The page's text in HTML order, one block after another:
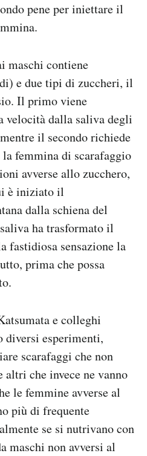
pene per iniettare il
maschi contiene
e due tipi di zuccheri, il
Il primo viene
velocità dalla saliva degli
il secondo richiede
femmina di scarafaggio
avverse allo zucchero,
è iniziato il
dalla schiena del
ha trasformato il
fastidiosa sensazione la
prima che possa
e colleghi
diversi esperimenti,
scarafaggi che non
che invece ne vanno
le femmine avverse al
più di frequente
se si nutrivano con
maschi non avversi al